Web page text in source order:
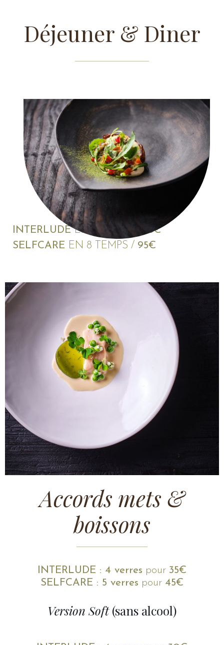
Déjeuner & Diner
INTERLUDEEN 6 TEMPS /
75€
SELFCARE EN 8 TEMPS / 95€
Accords mets &
boissons
INTERLUDE : 4 verres pour 35€
SELFCARE : 5 verres pour 45€
Version Soft(sans alcool)